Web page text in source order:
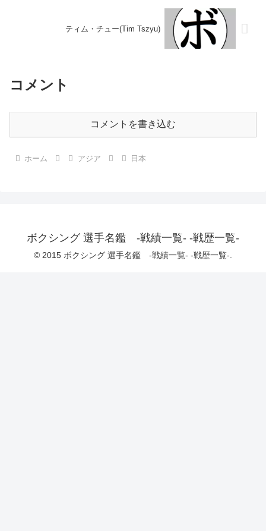
ティム・チュー(Tim Tszyu)
コメント
コメントを書き込む
ホーム アジア 日本
ボクシング 選手名鑑 -戦績一覧- -戦歴一覧-
© 2015 ボクシング 選手名鑑 -戦績一覧- -戦歴一覧-.